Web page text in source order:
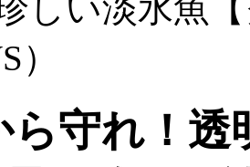
しい淡水魚
）
ら守れ！透